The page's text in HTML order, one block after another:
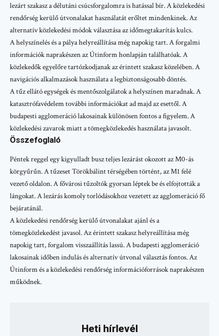
lezárt szakasz a délutáni csúcsforgalomra is hatással bír. A közlekedési
rendőrség kerülő útvonalakat használatát erőltet mindenkinek. Az
alternatív közlekedési módok választása az időmegtakarítás kulcs.
A helyszínelés és a pálya helyreállítása még napokig tart. A forgalmi
információk naprakészen az Útinform honlapján találhatóak. A
közlekedők egyelőre tartózkodjanak az érintett szakasz közelében. A
navigációs alkalmazások használata a legbiztonságosabb döntés.
A tűz ellátó egységek és mentőszolgálatok a helyszínen maradnak. A
katasztrófavédelem további információkat ad majd az esettől. A
budapesti agglomeráció lakosainak különösen fontos a figyelem. A
közlekedési zavarok miatt a tömegközlekedés használata javasolt.
Összefoglaló
Péntek reggel egy kigyulladt busz teljes lezárást okozott az M0-ás
körgyűrűn. A tűzeset Törökbálint térségében történt, az M1 felé
vezető oldalon. A fővárosi tűzoltók gyorsan léptek be és elfojtották a
lángokat. A lezárás komoly torlódásokhoz vezetett az agglomeráció fő
bejáratánál.
A közlekedési rendőrség kerülő útvonalakat ajánl és a
tömegközlekedést javasol. Az érintett szakasz helyreállítása még
napokig tart, forgalom visszaállítás lassú. A budapesti agglomeráció
lakosainak időben indulás és alternatív útvonal választás fontos. Az
Útinform és a közlekedési rendőrség információforrások naprakészen
működnek.
Heti hírlevél